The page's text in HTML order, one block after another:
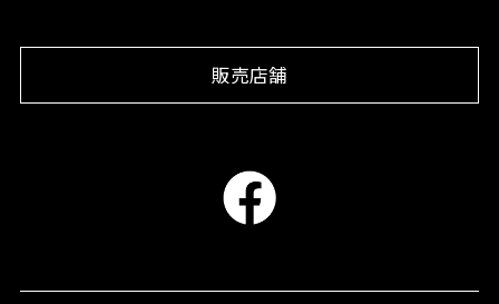
販売店舗